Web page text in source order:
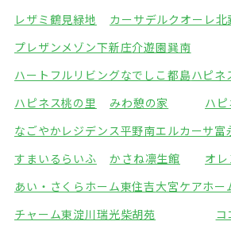
レザミ鶴見緑地
カーサデルクオーレ北
プレザンメゾン下新庄介遊園巽南
ハートフルリビングなでしこ都島ハピネ
ハピネス桃の里
みわ憩の家
ハ
なごやかレジデンス平野南エルカーサ富
すまいるらいふ
かさね凛生館
オ
あい・さくらホーム東住吉大宮ケアホー
チャーム東淀川瑞光柴胡苑
コ